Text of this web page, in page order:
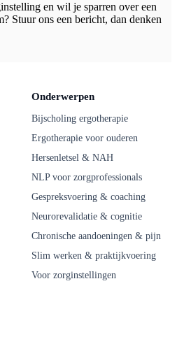
en wil je sparren over een
Stuur ons een bericht, dan denken
Onderwerpen
Bijscholing ergotherapie
Ergotherapie voor ouderen
Hersenletsel & NAH
NLP voor zorgprofessionals
Gespreksvoering & coaching
Neurorevalidatie & cognitie
Chronische aandoeningen & pijn
Slim werken & praktijkvoering
Voor zorginstellingen